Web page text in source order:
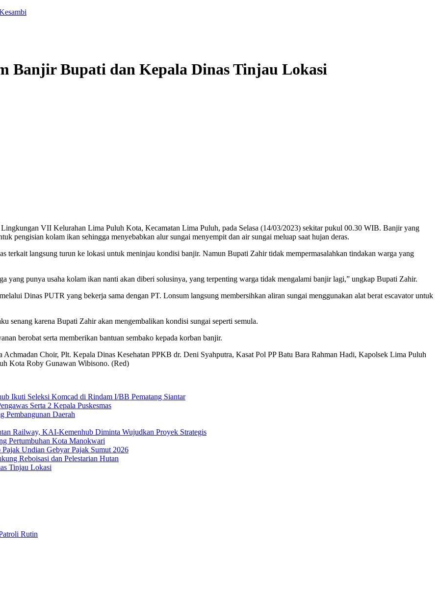
Banjir Bupati dan Kepala Dinas Tinjau Lokasi
VII Kelurahan Lima Puluh Kota, Kecamatan Lima Puluh, pada Selasa (14/03/2023) sekitar pukul 00.30 WIB. Banjir yang
pengisian kolam ikan sehingga menyebabkan alur sungai menyempit dan air sungai meluap saat hujan deras.
terkait langsung turun ke lokasi untuk meninjau kondisi banjir. Namun Bupati Zahir tidak mempermasalahkan tindakan warga yang
yang punya usaha kolam ikan nanti akan diberi solusinya, yang terpenting warga tidak mengalami banjir lagi,” ungkap Bupati Zahir.
Dinas PUTR yang bekerja sama dengan PT. Lonsum langsung membersihkan aliran sungai menggunakan alat berat escavator untuk
senang karena Bupati Zahir akan mengembalikan kondisi sungai seperti semula.
berobat serta memberikan bantuan sembako kepada korban banjir.
Choir, Plt. Kepala Dinas Kesehatan PPKB dr. Deni Syahputra, Kasat Pol PP Batu Bara Rahman Hadi, Kapolsek Lima Puluh
Kota Roby Gunawan Wibisono. (Red)
Ikuti Seleksi Komcad di Rindam I/BB Pematang Siantar
Serta 2 Kepala Puskesmas
Pembangunan Daerah
Railway, KAI-Kemenhub Diminta Wujudkan Proyek Strategis
Pertumbuhan Kota Manokwari
Undian Gebyar Pajak Sumut 2026
Reboisasi dan Pelestarian Hutan
Tinjau Lokasi
Rutin